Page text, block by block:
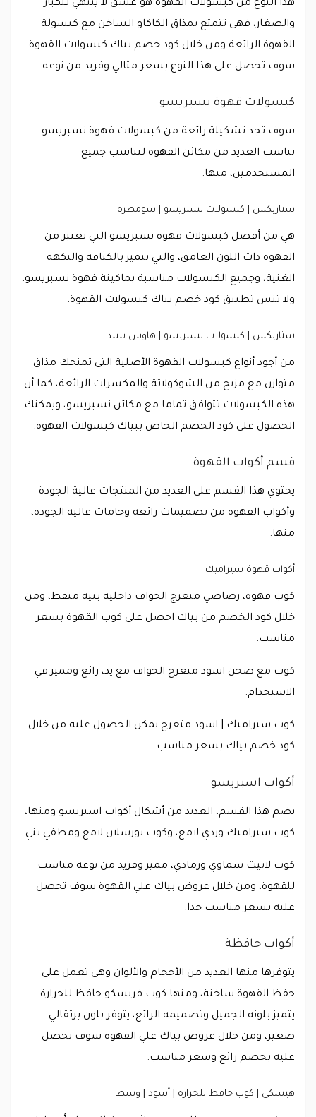
هذا النوع من كبسولات القهوة هو عشق لا ينتهي للكبار
والصغار، فهى تتمتع بمذاق الكاكاو الساخن مع كبسولة
القهوة الرائعة ومن خلال كود خصم بياك كبسولات القهوة
سوف تحصل على هذا النوع بسعر مثالي وفريد من نوعه.
كبسولات قهوة نسبريسو
سوف تجد تشكيلة رائعة من كبسولات قهوة نسبريسو
تناسب العديد من مكائن القهوة لتناسب جميع
المستخدمين، منها.
ستاربكس | كبسولات نسبريسو | سومطرة
هي من أفضل كبسولات قهوة نسبريسو التي تعتبر من
القهوة ذات اللون الغامق، والتي تتميز بالكثافة والنكهة
الغنية، وجميع الكبسولات مناسبة بماكينة قهوة نسبريسو،
ولا تنس تطبيق كود خصم بياك كبسولات القهوة.
ستاربكس | كبسولات نسبريسو | هاوس بليند
من أجود أنواع كبسولات القهوة الأصلية التي تمنحك مذاق
متوازن مع مزيج من الشوكولاتة والمكسرات الرائعة، كما أن
هذه الكبسولات تتوافق تماما مع مكائن نسبريسو، ويمكنك
الحصول على كود الخصم الخاص ببياك كبسولات القهوة.
قسم أكواب القهوة
يحتوي هذا القسم على العديد من المنتجات عالية الجودة
وأكواب القهوة من تصميمات رائعة وخامات عالية الجودة،
منها.
أكواب قهوة سيراميك
كوب قهوة، رصاصي متعرج الحواف داخلية بنيه منقط، ومن
خلال كود الخصم من بياك احصل على كوب القهوة بسعر
مناسب.
كوب مع صحن اسود متعرج الحواف مع يد، رائع ومميز في
الاستخدام.
كوب سيراميك | اسود متعرج يمكن الحصول عليه من خلال
كود خصم بياك بسعر مناسب.
أكواب اسبريسو
يضم هذا القسم، العديد من أشكال أكواب اسبريسو ومنها،
كوب سيراميك وردي لامع، وكوب بورسلان لامع ومطفي بني.
كوب لاتيت سماوي ورمادي، مميز وفريد من نوعه مناسب
للقهوة، ومن خلال عروض بياك علي القهوة سوف تحصل
عليه بسعر مناسب جدا.
أكواب حافظة
يتوفرها منها العديد من الأحجام والألوان وهي تعمل على
حفظ القهوة ساخنة، ومنها كوب فريسكو حافظ للحرارة
يتميز بلونه الجميل وتصميمه الرائع، يتوفر بلون برتقالي
صغير، ومن خلال عروض بياك علي القهوة سوف تحصل
عليه بخصم رائع وسعر مناسب.
هيسكي | كوب حافظ للحرارة | أسود | وسط